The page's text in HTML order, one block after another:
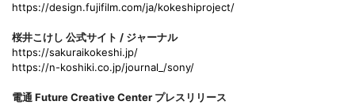
https://design.fujifilm.com/ja/kokeshiproject/
桜井こけし 公式サイト / ジャーナル
https://sakuraikokeshi.jp/
https://n-koshiki.co.jp/journal_/sony/
電通 Future Creative Center プレスリリース